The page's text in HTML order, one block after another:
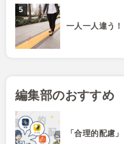
一人一人違う
編集部のおすすめ
「合理的配慮